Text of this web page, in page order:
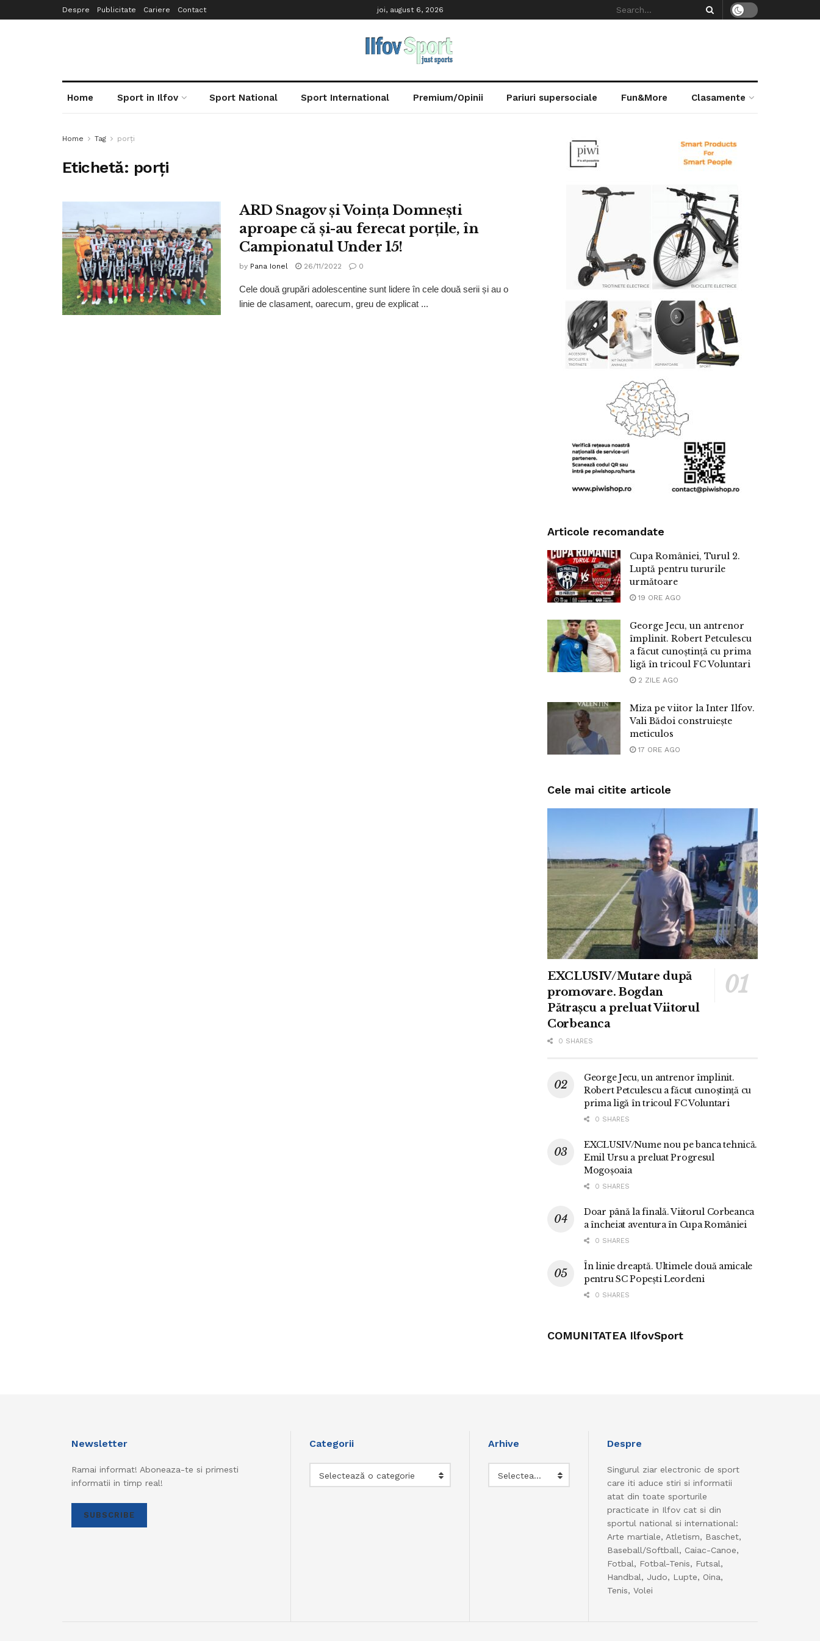
Despre Publicitate Cariere Contact joi, august 6, 2026
Home Sport in Ilfov Sport National Sport International Premium/Opinii Pariuri supersociale Fun&More Clasamente
Home Tag porți
Etichetă: porți
ARD Snagov și Voința Domnești
aproape că și-au ferecat porțile, în
Campionatul Under 15!
by Pana Ionel 26/11/2022 0
Cele două grupări adolescentine sunt lidere în cele două serii și au o
linie de clasament, oarecum, greu de explicat ...
Articole recomandate
Cupa României, Turul 2.
Luptă pentru tururile
următoare
19 ORE AGO
George Jecu, un antrenor
împlinit. Robert Petculescu
a făcut cunoștință cu prima
ligă în tricoul FC Voluntari
2 ZILE AGO
Miza pe viitor la Inter Ilfov.
Vali Bădoi construiește
meticulos
17 ORE AGO
Cele mai citite articole
EXCLUSIV/Mutare după
promovare. Bogdan
Pătrașcu a preluat Viitorul
Corbeanca
0 SHARES
George Jecu, un antrenor împlinit.
Robert Petculescu a făcut cunoștință cu
prima ligă în tricoul FC Voluntari
0 SHARES
EXCLUSIV/Nume nou pe banca tehnică.
Emil Ursu a preluat Progresul
Mogoșoaia
0 SHARES
Doar până la finală. Viitorul Corbeanca
a încheiat aventura în Cupa României
0 SHARES
În linie dreaptă. Ultimele două amicale
pentru SC Popești Leordeni
0 SHARES
COMUNITATEA IlfovSport
Newsletter
Ramai informat! Aboneaza-te si primesti
informatii in timp real!
SUBSCRIBE
Categorii
Selectează o categorie
Arhive
Selectează luna
Despre
Singurul ziar electronic de sport
care iti aduce stiri si informatii
atat din toate sporturile
practicate in Ilfov cat si din
sportul national si international:
Arte martiale, Atletism, Baschet,
Baseball/Softball, Caiac-Canoe,
Fotbal, Fotbal-Tenis, Futsal,
Handbal, Judo, Lupte, Oina,
Tenis, Volei